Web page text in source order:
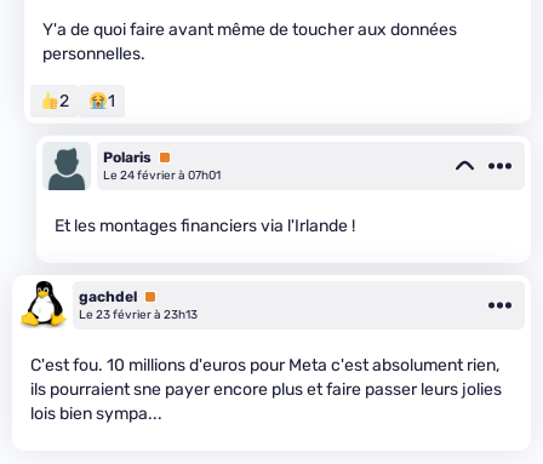
Y'a de quoi faire avant même de toucher aux données
personnelles.
2 1
Polaris Premium
Le 24 février à 07h01
Et les montages financiers via l'Irlande !
gachdel Premium
Le 23 février à 23h13
C'est fou. 10 millions d'euros pour Meta c'est absolument rien,
ils pourraient sne payer encore plus et faire passer leurs jolies
lois bien sympa...